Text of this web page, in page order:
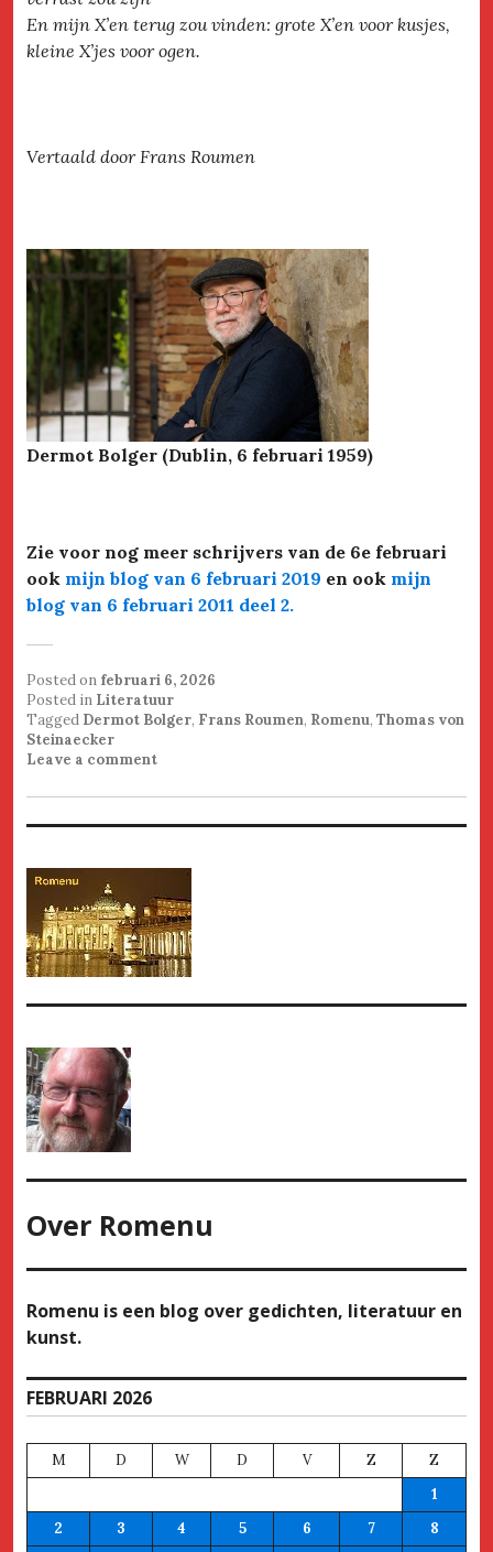
En mijn X’en terug zou vinden: grote X’en voor kusjes,
kleine X’jes voor ogen.
Vertaald door Frans Roumen
Dermot Bolger (Dublin, 6 februari 1959)
Zie voor nog meer schrijvers van de 6e februari
ook mijn blog van 6 februari 2019 en ook mijn
blog van 6 februari 2011 deel 2.
Posted on februari 6, 2026
Posted in Literatuur
Tagged Dermot Bolger, Frans Roumen, Romenu, Thomas von
Steinaecker
Leave a comment
Over Romenu
Romenu is een blog over gedichten, literatuur en
kunst.
FEBRUARI 2026
M D W D V Z
Z
1
2
3 4 5 6 7
8